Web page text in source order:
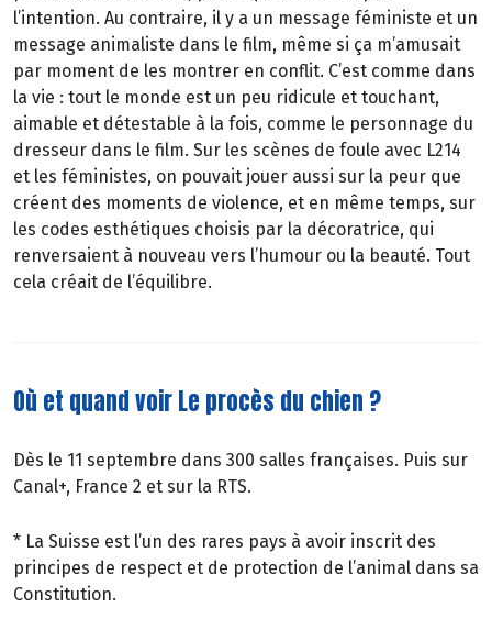
l’intention. Au contraire, il y a un message féministe et un
message animaliste dans le film, même si ça m’amusait
par moment de les montrer en conflit. C’est comme dans
la vie : tout le monde est un peu ridicule et touchant,
aimable et détestable à la fois, comme le personnage du
dresseur dans le film. Sur les scènes de foule avec L214
et les féministes, on pouvait jouer aussi sur la peur que
créent des moments de violence, et en même temps, sur
les codes esthétiques choisis par la décoratrice, qui
renversaient à nouveau vers l’humour ou la beauté. Tout
cela créait de l’équilibre.
Où et quand voir Le procès du chien ?
Dès le 11 septembre dans 300 salles françaises. Puis sur
Canal+, France 2 et sur la RTS.
* La Suisse est l’un des rares pays à avoir inscrit des
principes de respect et de protection de l’animal dans sa
Constitution.